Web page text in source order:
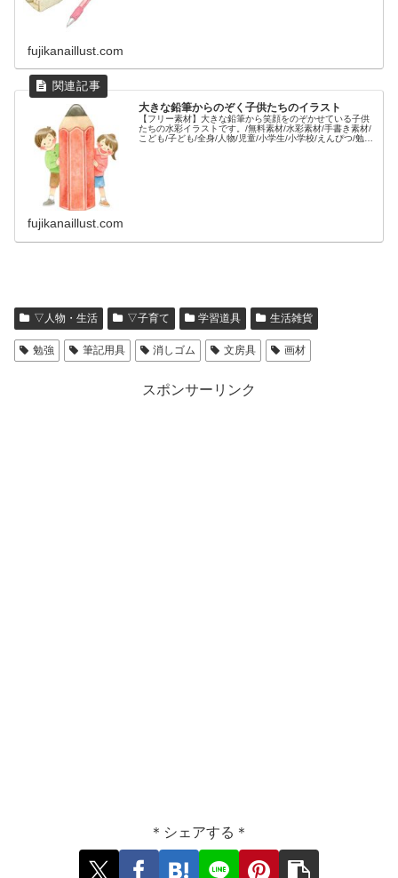
fujikanaillust.com
大きな鉛筆からのぞく子供たちのイラスト
【フリー素材】大きな鉛筆から笑顔をのぞかせている子供
たちの水彩イラストです。/無料素材/水彩素材/手書き素材/
こども/子ども/全身/人物/児童/小学生/小学校/えんぴつ/勉
fujikanaillust.com
▽人物・生活 ▽子育て 学習道具 生活雑貨
勉強 筆記用具 消しゴム 文房具 画材
スポンサーリンク
＊シェアする＊